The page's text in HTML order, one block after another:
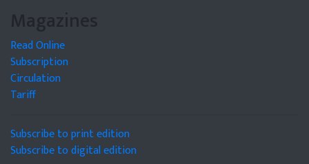
Magazines
Read Online
Subscription
Circulation
Tariff
Subscribe to print edition
Subscribe to digital edition